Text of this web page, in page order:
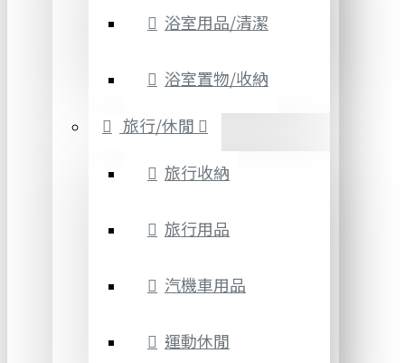
浴室用品/清潔
浴室置物/收納
旅行/休閒
旅行收納
旅行用品
汽機車用品
運動休閒